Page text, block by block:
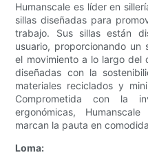
Humanscale es líder en
sillas diseñadas para
trabajo. Sus sillas están
usuario, proporcionando
el movimiento a lo largo del
diseñadas con la
materiales reciclados y
Comprometida con la
ergonómicas,
marcan la pauta en
Loma: